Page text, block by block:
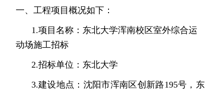
一、工程项目概况如下：
1.项目名称： 东北大学浑南校区室外综合运
动场施工招标
2.招标单位： 东北大学
3.建设地点： 沈阳市浑南区创新路195号，东